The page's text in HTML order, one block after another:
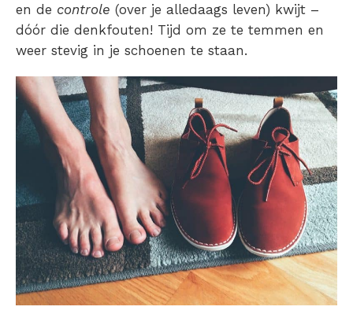
en de controle (over je alledaags leven) kwijt –
dóór die denkfouten! Tijd om ze te temmen en
weer stevig in je schoenen te staan.